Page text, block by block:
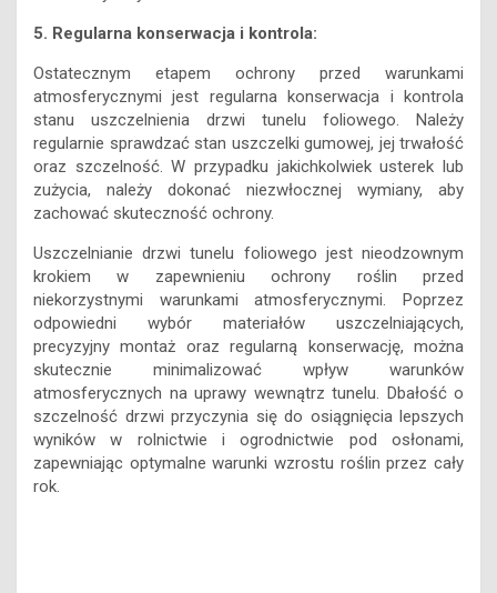
5. Regularna konserwacja i kontrola:
Ostatecznym etapem ochrony przed warunkami
atmosferycznymi jest regularna konserwacja i kontrola
stanu uszczelnienia drzwi tunelu foliowego. Należy
regularnie sprawdzać stan uszczelki gumowej, jej trwałość
oraz szczelność. W przypadku jakichkolwiek usterek lub
zużycia, należy dokonać niezwłocznej wymiany, aby
zachować skuteczność ochrony.
Uszczelnianie drzwi tunelu foliowego jest nieodzownym
krokiem w zapewnieniu ochrony roślin przed
niekorzystnymi warunkami atmosferycznymi. Poprzez
odpowiedni wybór materiałów uszczelniających,
precyzyjny montaż oraz regularną konserwację, można
skutecznie minimalizować wpływ warunków
atmosferycznych na uprawy wewnątrz tunelu. Dbałość o
szczelność drzwi przyczynia się do osiągnięcia lepszych
wyników w rolnictwie i ogrodnictwie pod osłonami,
zapewniając optymalne warunki wzrostu roślin przez cały
rok.